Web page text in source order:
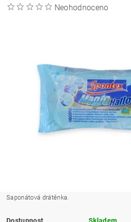
Neohodnoceno
Saponátová drátěnka.